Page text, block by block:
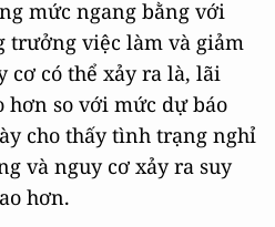
mức ngang bằng với
trưởng việc làm và giảm
cơ có thể xảy ra là, lãi
hơn so với mức dự báo
cho thấy tình trạng nghỉ
và nguy cơ xảy ra suy
hơn.